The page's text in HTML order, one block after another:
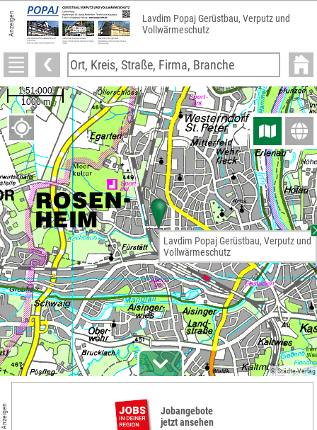
Anzeigen
Lavdim Popaj Gerüstbau, Verputz und
Vollwärmeschutz
© Städte-Verlag
Lavdim Popaj Gerüstbau, Verputz und
Vollwärmeschutz
Anzeigen
Jobangebote
jetzt ansehen